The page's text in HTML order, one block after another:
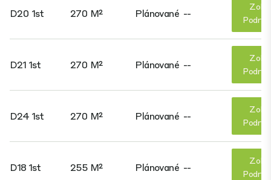
D20 1st 270 M² Plánované --
D21 1st 270 M² Plánované --
D24 1st 270 M² Plánované --
D18 1st 255 M² Plánované --